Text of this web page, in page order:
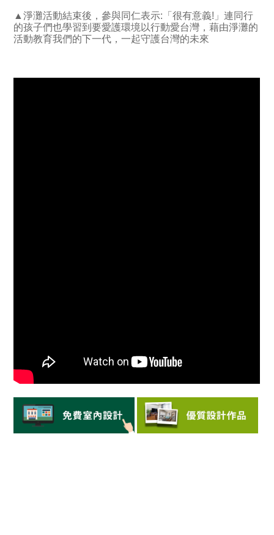
▲淨灘活動結束後，參與同仁表示:「很有意義!」連同行
的孩子們也學習到要愛護環境以行動愛台灣，藉由淨灘的
活動教育我們的下一代，一起守護台灣的未來